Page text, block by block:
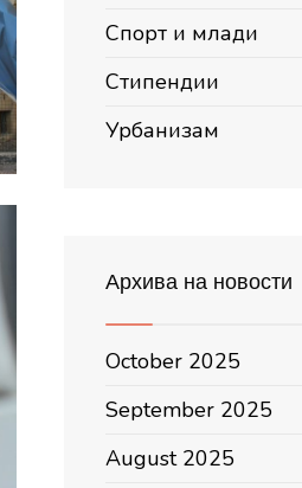
Спорт и млади
Стипендии
Урбанизам
Архива на новости
October 2025
September 2025
August 2025